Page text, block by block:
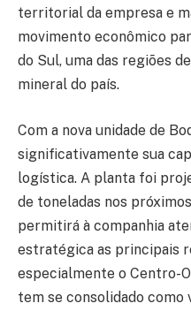
territorial da empresa e
movimento econômico
do Sul, uma das regiões
mineral do país.
Com a nova unidade de
significativamente sua
logística. A planta foi
de toneladas nos
permitirá à companhia
estratégica as principais
especialmente o Centro-
tem se consolidado